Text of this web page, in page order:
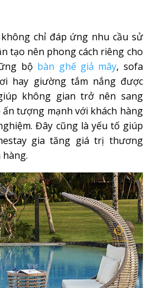
không chỉ đáp ứng nhu cầu sử
tạo nên phong cách riêng cho
bộ bàn ghế giả mây, sofa
hay giường tắm nắng được
không gian trở nên sang
tượng mạnh với khách hàng
Đây cũng là yếu tố giúp
gia tăng giá trị thương